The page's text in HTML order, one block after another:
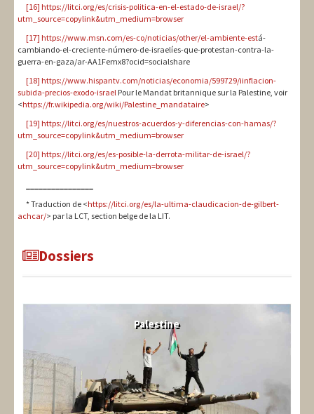
[16] https://litci.org/es/crisis-politica-en-el-estado-de-israel/?
utm_source=copylink&utm_medium=browser
[17] https://www.msn.com/es-co/noticias/other/el-ambiente-está-
cambiando-el-creciente-número-de-israelíes-que-protestan-contra-la-
guerra-en-gaza/ar-AA1Femx8?ocid=socialshare
[18] https://www.hispantv.com/noticias/economia/599729/iinflacion-
subida-precios-exodo-israel Pour le Mandat britannique sur la Palestine, voir
<https://fr.wikipedia.org/wiki/Palestine_mandataire>
[19] https://litci.org/es/nuestros-acuerdos-y-diferencias-con-hamas/?
utm_source=copylink&utm_medium=browser
[20] https://litci.org/es/es-posible-la-derrota-militar-de-israel/?
utm_source=copylink&utm_medium=browser
* Traduction de <https://litci.org/es/la-ultima-claudicacion-de-gilbert-
achcar/> par la LCT, section belge de la LIT.
Dossiers
Palestine